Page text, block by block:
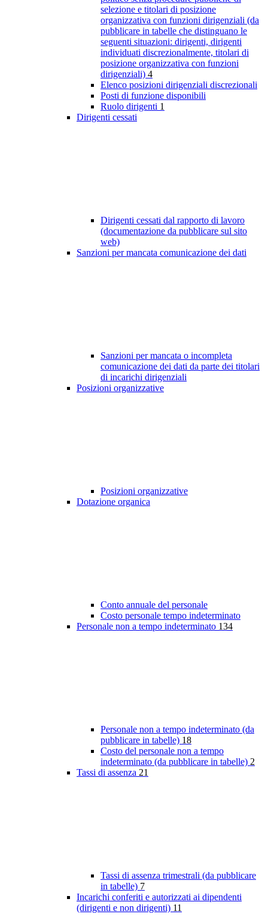
selezione e titolari di posizione
organizzativa con funzioni dirigenziali (da
pubblicare in tabelle che distinguano le
seguenti situazioni: dirigenti, dirigenti
individuati discrezionalmente, titolari di
posizione organizzativa con funzioni
dirigenziali) 4
Elenco posizioni dirigenziali discrezionali
Posti di funzione disponibili
Ruolo dirigenti 1
Dirigenti cessati
Dirigenti cessati dal rapporto di lavoro
(documentazione da pubblicare sul sito
web)
Sanzioni per mancata comunicazione dei dati
Sanzioni per mancata o incompleta
comunicazione dei dati da parte dei titolari
di incarichi dirigenziali
Posizioni organizzative
Posizioni organizzative
Dotazione organica
Conto annuale del personale
Costo personale tempo indeterminato
Personale non a tempo indeterminato 134
Personale non a tempo indeterminato (da
pubblicare in tabelle) 18
Costo del personale non a tempo
indeterminato (da pubblicare in tabelle) 2
Tassi di assenza 21
Tassi di assenza trimestrali (da pubblicare
in tabelle) 7
Incarichi conferiti e autorizzati ai dipendenti
(dirigenti e non dirigenti) 11